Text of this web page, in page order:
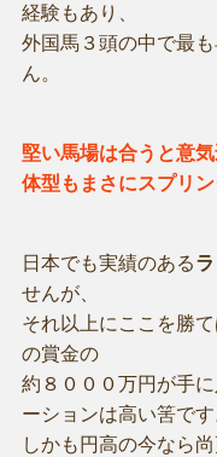
経験もあり、
外国馬３頭の中で最
ん。
堅い馬場は合うと意気
体型もまさにスプリ
日本でも実績のある
せんが、
それ以上にここを勝
の賞金の
約８０００万円が手
ーションは高い筈です
しかも円高の今なら尚